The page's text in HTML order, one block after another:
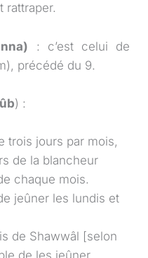
rattraper.
: c’est celui de
précédé du 9.
) :
trois jours par mois,
de la blancheur
chaque mois.
jeûner les lundis et
de Shawwâl [selon
de les jeûner